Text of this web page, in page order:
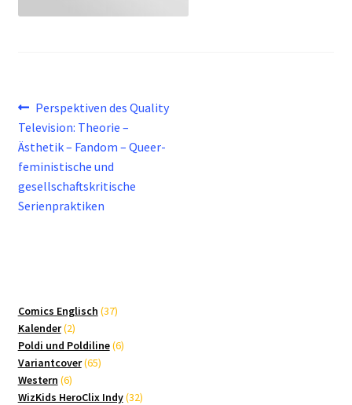
Beitragsnavigation
Vorheriger
Beitrag:
Perspektiven des Quality
Television: Theorie –
Ästhetik – Fandom – Queer-
feministische und
gesellschaftskritische
Serienpraktiken
Comics Englisch 3737
Kalender 22
Produkte
Poldi und Poldiline 66
Variantcover 6565
Western 66
Produkte
WizKids HeroClix Indy 3232